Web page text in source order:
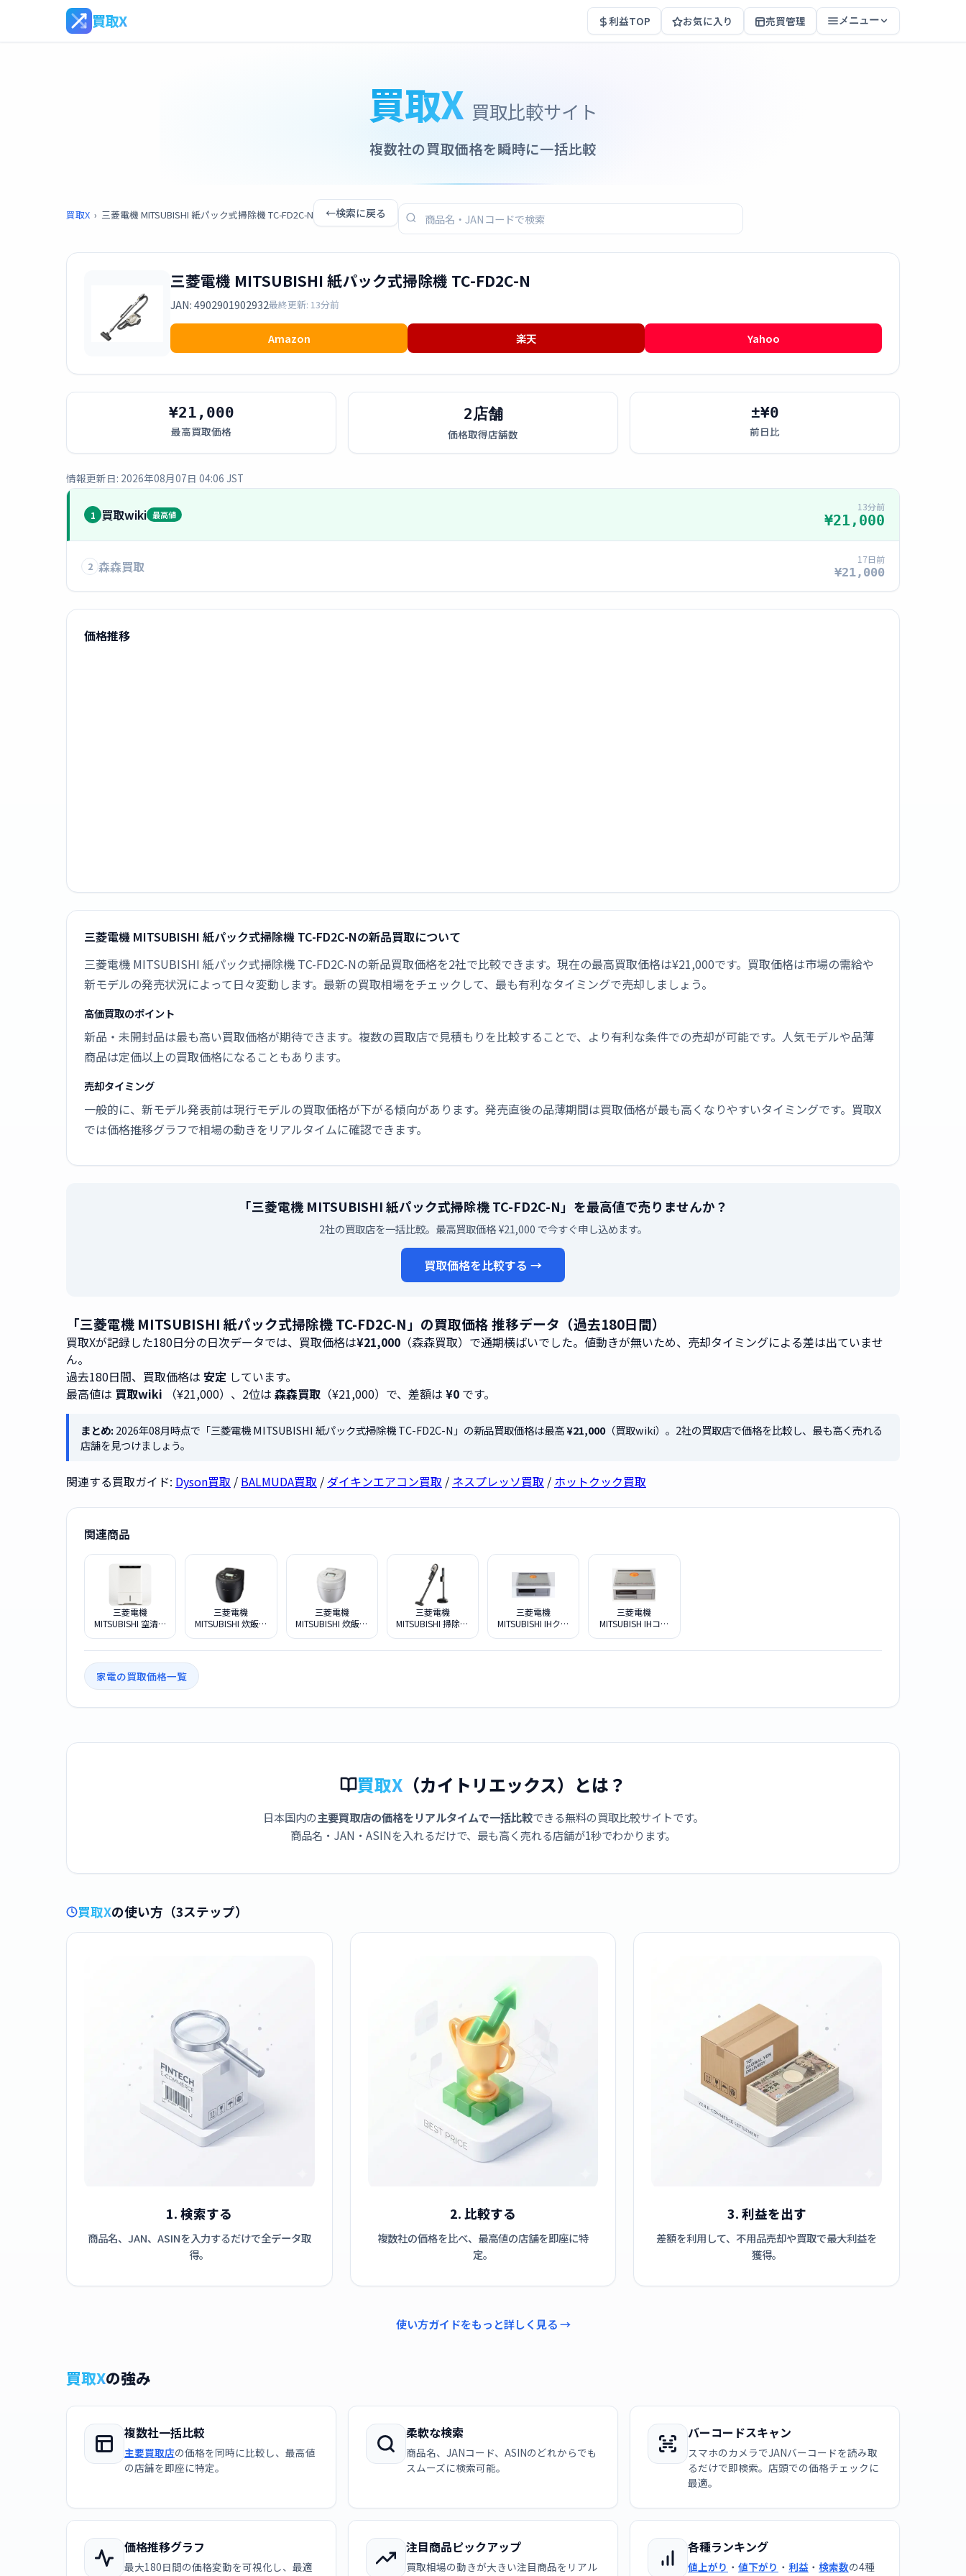
買取X 利益TOP お気に入り 売買管理 メニュー
買取X 買取比較サイト
複数社の買取価格を瞬時に一括比較
買取X › 三菱電機 MITSUBISHI 紙パック式掃除機 TC-FD2C-N ←検索に戻る
三菱電機 MITSUBISHI 紙パック式掃除機 TC-FD2C-N
JAN: 4902901902932最終更新: 13分前
Amazon 楽天 Yahoo
¥21,000
最高買取価格
2店舗
価格取得店舗数
±¥0
前日比
情報更新日: 2026年08月07日 04:06 JST
1 買取wiki 最高値
13分前
¥21,000
2 森森買取 17日前
¥21,000
価格推移
三菱電機 MITSUBISHI 紙パック式掃除機 TC-FD2C-Nの新品買取について
三菱電機 MITSUBISHI 紙パック式掃除機 TC-FD2C-Nの新品買取価格を2社で比較できます。現在の最高買取価格は¥21,000です。買取価格は市場の需給や
新モデルの発売状況によって日々変動します。最新の買取相場をチェックして、最も有利なタイミングで売却しましょう。
高価買取のポイント
新品・未開封品は最も高い買取価格が期待できます。複数の買取店で見積もりを比較することで、より有利な条件での売却が可能です。人気モデルや品薄
商品は定価以上の買取価格になることもあります。
売却タイミング
一般的に、新モデル発表前は現行モデルの買取価格が下がる傾向があります。発売直後の品薄期間は買取価格が最も高くなりやすいタイミングです。買取X
では価格推移グラフで相場の動きをリアルタイムに確認できます。
「三菱電機 MITSUBISHI 紙パック式掃除機 TC-FD2C-N」を最高値で売りませんか？
2社の買取店を一括比較。最高買取価格 ¥21,000 で今すぐ申し込めます。
買取価格を比較する →
「三菱電機 MITSUBISHI 紙パック式掃除機 TC-FD2C-N」の買取価格 推移データ（過去180日間）
買取Xが記録した180日分の日次データでは、買取価格は¥21,000 （森森買取）で通期横ばいでした。値動きが無いため、売却タイミングによる差は出ていませ
ん。
過去180日間、買取価格は 安定 しています。
最高値は 買取wiki （¥21,000）、2位は 森森買取 （¥21,000）で、差額は ¥0 です。
まとめ:2026年08月時点で「三菱電機 MITSUBISHI 紙パック式掃除機 TC-FD2C-N」の新品買取価格は最高¥21,000（買取wiki）。2社の買取店で価格を比較し、最も高く売れる
店舗を見つけましょう。
関連する買取ガイド: Dyson買取 / BALMUDA買取 / ダイキンエアコン買取 / ネスプレッソ買取 / ホットクック買取
関連商品
三菱電機
MITSUBISHI 空清脱
三菱電機
MITSUBISHI 炊飯器
三菱電機
MITSUBISHI 炊飯器
三菱電機
MITSUBISHI 掃除機
三菱電機
MITSUBISHI IHクッ
三菱電機
MITSUBISH IHコン
家電の買取価格一覧
買取X （カイトリエックス）とは？
日本国内の主要買取店の価格をリアルタイムで一括比較できる無料の買取比較サイトです。
商品名・JAN・ASINを入れるだけで、最も高く売れる店舗が1秒でわかります。
買取Xの使い方（3ステップ）
1. 検索する
商品名、JAN、ASINを入力するだけで全データ取
得。
2. 比較する
複数社の価格を比べ、最高値の店舗を即座に特
定。
3. 利益を出す
差額を利用して、不用品売却や買取で最大利益を
獲得。
使い方ガイドをもっと詳しく見る →
買取Xの強み
複数社一括比較
主要買取店の価格を同時に比較し、最高値
の店舗を即座に特定。
柔軟な検索
商品名、JANコード、ASINのどれからでも
スムーズに検索可能。
バーコードスキャン
スマホのカメラでJANバーコードを読み取
るだけで即検索。店頭での価格チェックに
最適。
価格推移グラフ
最大180日間の価格変動を可視化し、最適
注目商品ピックアップ
買取相場の動きが大きい注目商品をリアル
各種ランキング
値上がり ・ 値下がり ・ 利益 ・ 検索数の4種